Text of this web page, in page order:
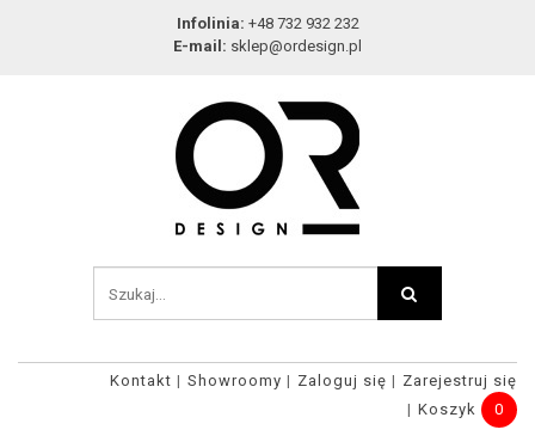
Infolinia: +48 732 932 232
E-mail: sklep@ordesign.pl
Kontakt Showroomy Zaloguj się
Zarejestruj się
Koszyk
0